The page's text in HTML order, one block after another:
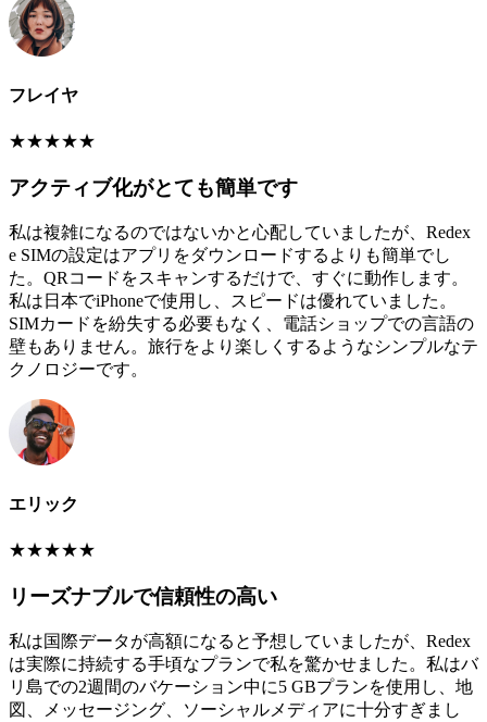
フレイヤ
★★★★★
アクティブ化がとても簡単です
私は複雑になるのではないかと心配していましたが、Redex
e SIMの設定はアプリをダウンロードするよりも簡単でし
た。QRコードをスキャンするだけで、すぐに動作します。
私は日本でiPhoneで使用し、スピードは優れていました。
SIMカードを紛失する必要もなく、電話ショップでの言語の
壁もありません。旅行をより楽しくするようなシンプルなテ
クノロジーです。
エリック
★★★★★
リーズナブルで信頼性の高い
私は国際データが高額になると予想していましたが、Redex
は実際に持続する手頃なプランで私を驚かせました。私はバ
リ島での2週間のバケーション中に5 GBプランを使用し、地
図、メッセージング、ソーシャルメディアに十分すぎまし